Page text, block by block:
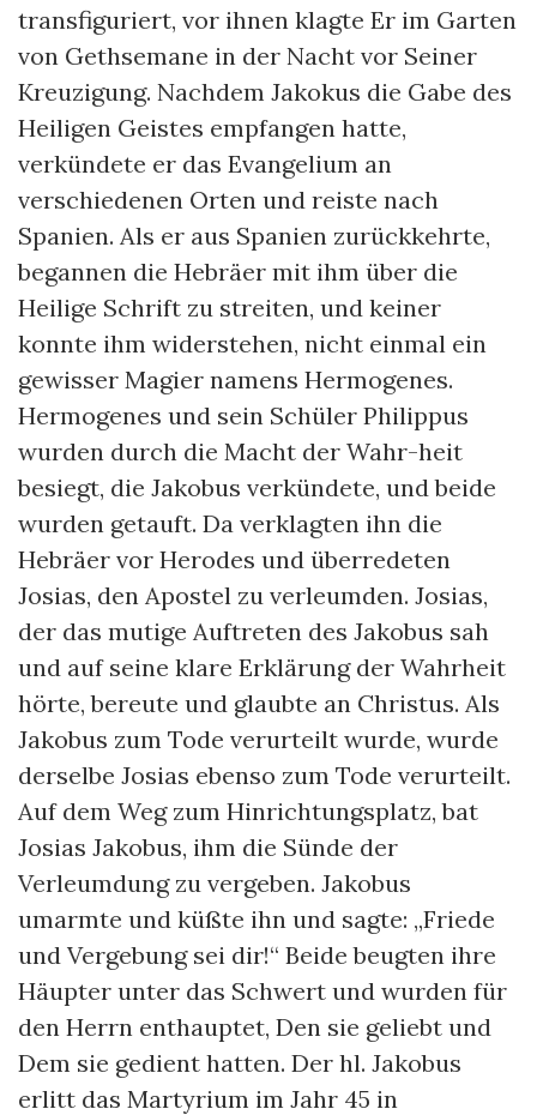
transfiguriert, vor ihnen klagte Er im Garten
von Gethsemane in der Nacht vor Seiner
Kreuzigung. Nachdem Jakokus die Gabe des
Heiligen Geistes empfangen hatte,
verkündete er das Evangelium an
verschiedenen Orten und reiste nach
Spanien. Als er aus Spanien zurückkehrte,
begannen die Hebräer mit ihm über die
Heilige Schrift zu streiten, und keiner
konnte ihm widerstehen, nicht einmal ein
gewisser Magier namens Hermogenes.
Hermogenes und sein Schüler Philippus
wurden durch die Macht der Wahr-heit
besiegt, die Jakobus verkündete, und beide
wurden getauft. Da verklagten ihn die
Hebräer vor Herodes und überredeten
Josias, den Apostel zu verleumden. Josias,
der das mutige Auftreten des Jakobus sah
und auf seine klare Erklärung der Wahrheit
hörte, bereute und glaubte an Christus. Als
Jakobus zum Tode verurteilt wurde, wurde
derselbe Josias ebenso zum Tode verurteilt.
Auf dem Weg zum Hinrichtungsplatz, bat
Josias Jakobus, ihm die Sünde der
Verleumdung zu vergeben. Jakobus
umarmte und küßte ihn und sagte: „Friede
und Vergebung sei dir!“ Beide beugten ihre
Häupter unter das Schwert und wurden für
den Herrn enthauptet, Den sie geliebt und
Dem sie gedient hatten. Der hl. Jakobus
erlitt das Martyrium im Jahr 45 in